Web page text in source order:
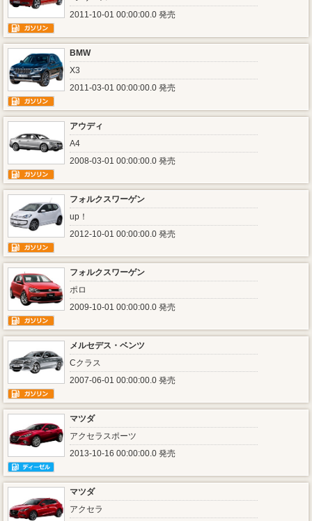
2011-10-01 00:00:00.0 発売
BMW
X3
2011-03-01 00:00:00.0 発売
アウディ
A4
2008-03-01 00:00:00.0 発売
フォルクスワーゲン
up！
2012-10-01 00:00:00.0 発売
フォルクスワーゲン
ポロ
2009-10-01 00:00:00.0 発売
メルセデス・ベンツ
Cクラス
2007-06-01 00:00:00.0 発売
マツダ
アクセラスポーツ
2013-10-16 00:00:00.0 発売
マツダ
アクセラ